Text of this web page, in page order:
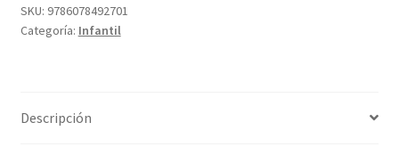
SKU: 9786078492701
Categoría: Infantil
Descripción